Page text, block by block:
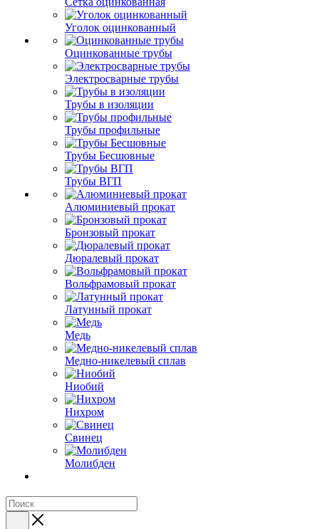
Уголок оцинкованный
Оцинкованные трубы
Электросварные трубы
Трубы в изоляции
Трубы профильные
Трубы Бесшовные
Трубы ВГП
Алюминиевый прокат
Бронзовый прокат
Дюралевый прокат
Вольфрамовый прокат
Латунный прокат
Медь
Медно-никелевый сплав
Ниобий
Нихром
Свинец
Молибден